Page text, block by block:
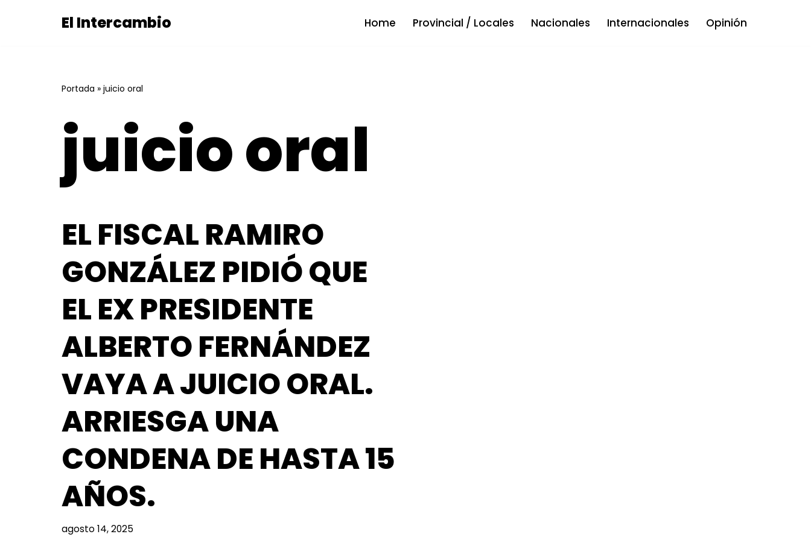
El Intercambio Home Provincial / Locales Nacionales Internacionales Opinión
Portada » juicio oral
juicio oral
EL FISCAL RAMIRO
GONZÁLEZ PIDIÓ QUE
EL EX PRESIDENTE
ALBERTO FERNÁNDEZ
VAYA A JUICIO ORAL.
ARRIESGA UNA
CONDENA DE HASTA 15
AÑOS.
agosto 14, 2025